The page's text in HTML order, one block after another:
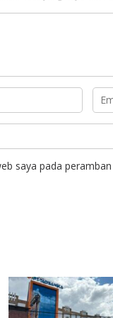
saya pada